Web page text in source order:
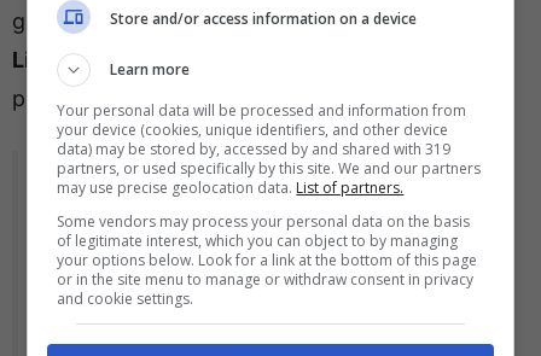
giovani della rosa napoletana di allora (Luigi
Liguori, Claudio Manzi e Ciro Palmieri
poi in prestito in club di Serie C o addirittura di D.
Tutti sapevano, tutti lo dicevano, tutti
chiedevano.
Questa è la verità sul caso Osimhen.
La scelta di non intervenire è un atto
Store and/or access information on a device
Learn more
Your personal data will be processed and information from
your device (cookies, unique identifiers, and other device
data) may be stored by, accessed by and shared with 319
partners, or used specifically by this site. We and our partners
may use precise geolocation data. List of partners.
Some vendors may process your personal data on the basis
of legitimate interest, which you can object to by managing
your options below. Look for a link at the bottom of this page
or in the site menu to manage or withdraw consent in privacy
and cookie settings.